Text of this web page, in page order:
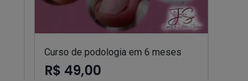
Curso de podologia em 6 meses
R$ 49,00